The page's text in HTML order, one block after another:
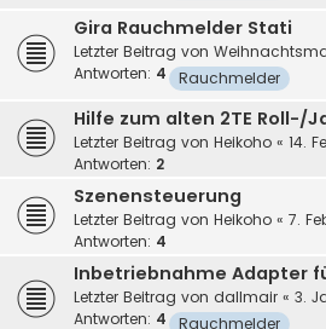
Gira Rauchmelder Stati
Letzter Beitrag von
Antworten: 4 Rauchmelder
Hilfe zum alten 2TE Roll-/
Letzter Beitrag von Heikoho « 14.
Antworten: 2
Szenensteuerung
Letzter Beitrag von Heikoho « 7.
Antworten: 4
Inbetriebnahme Adapter
Letzter Beitrag von dallmair « 3.
Antworten: 4 Rauchmelder